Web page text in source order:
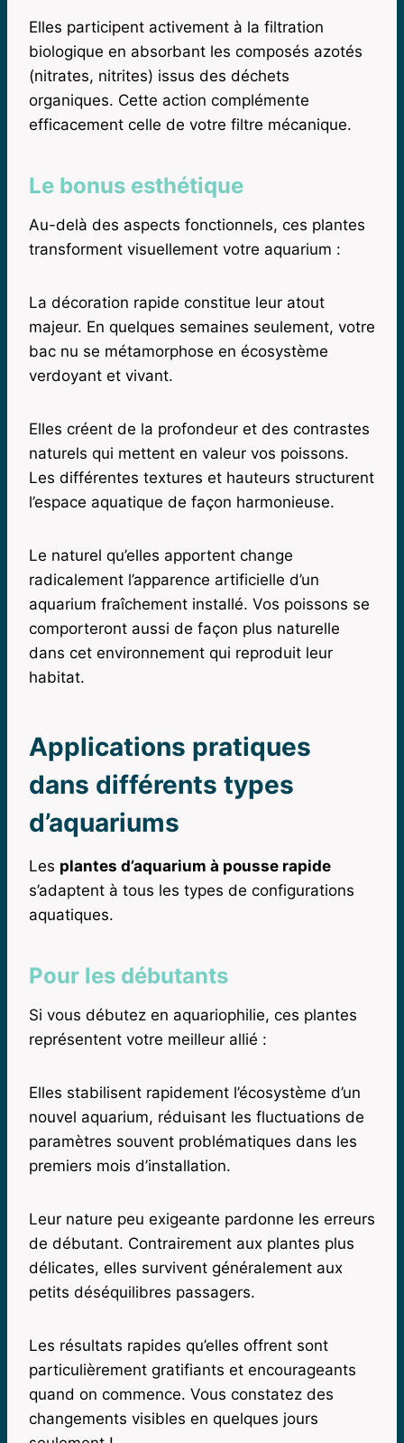
Elles participent activement à la filtration
biologique en absorbant les composés azotés
(nitrates, nitrites) issus des déchets
organiques. Cette action complémente
efficacement celle de votre filtre mécanique.
Le bonus esthétique
Au-delà des aspects fonctionnels, ces plantes
transforment visuellement votre aquarium :
La décoration rapide constitue leur atout
majeur. En quelques semaines seulement, votre
bac nu se métamorphose en écosystème
verdoyant et vivant.
Elles créent de la profondeur et des contrastes
naturels qui mettent en valeur vos poissons.
Les différentes textures et hauteurs structurent
l’espace aquatique de façon harmonieuse.
Le naturel qu’elles apportent change
radicalement l’apparence artificielle d’un
aquarium fraîchement installé. Vos poissons se
comporteront aussi de façon plus naturelle
dans cet environnement qui reproduit leur
habitat.
Applications pratiques
dans différents types
d’aquariums
Les plantes d’aquarium à pousse rapide
s’adaptent à tous les types de configurations
aquatiques.
Pour les débutants
Si vous débutez en aquariophilie, ces plantes
représentent votre meilleur allié :
Elles stabilisent rapidement l’écosystème d’un
nouvel aquarium, réduisant les fluctuations de
paramètres souvent problématiques dans les
premiers mois d’installation.
Leur nature peu exigeante pardonne les erreurs
de débutant. Contrairement aux plantes plus
délicates, elles survivent généralement aux
petits déséquilibres passagers.
Les résultats rapides qu’elles offrent sont
particulièrement gratifiants et encourageants
quand on commence. Vous constatez des
changements visibles en quelques jours